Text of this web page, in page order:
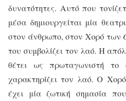
δυνατότητες. Αυτό που
μέσα δημιουργείται μία
στον άνθρωπο, στον Χορό των
του συμβολίζει τον λαό. Η
θέτει ως πρωταγωνιστή το
χαρακτηρίζει τον λαό. Ο
έχει μία ζωτική σημασία